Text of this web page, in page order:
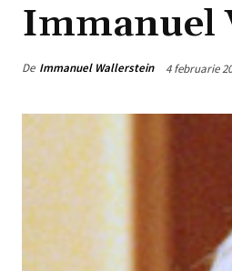
Immanuel
De Immanuel Wallerstein 4 februarie